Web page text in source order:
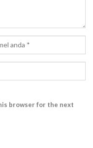
browser for the next